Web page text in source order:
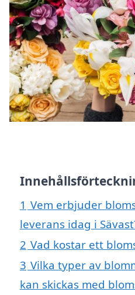
1 Vem erbjuder
leverans idag i
2 Vad kostar ett
3 Vilka typer av
kan skickas med